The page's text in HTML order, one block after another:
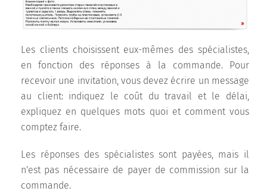
Les clients choisissent eux-mêmes des spécialistes,
en fonction des réponses à la commande. Pour
recevoir une invitation, vous devez écrire un message
au client: indiquez le coût du travail et le délai,
expliquez en quelques mots quoi et comment vous
comptez faire.
Les réponses des spécialistes sont payées, mais il
n'est pas nécessaire de payer de commission sur la
commande.